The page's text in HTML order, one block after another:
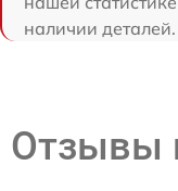
наличии деталей.
Отзывы